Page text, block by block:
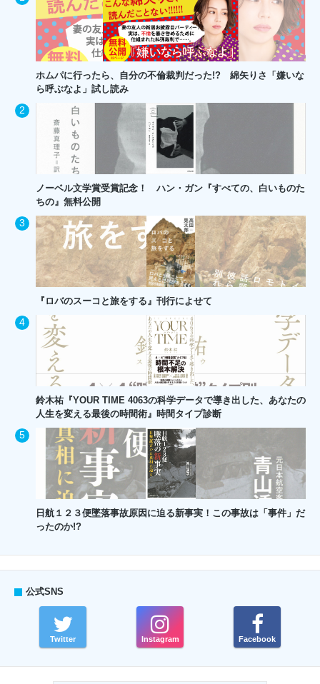
ホムパに行ったら、自分の不倫裁判だった!? 綿矢りさ「嫌いな
ら呼ぶなよ」試し読み
ノーベル文学賞受賞記念！ ハン・ガン『すべての、白いものた
ちの』無料公開
『ロバのスーコと旅をする』刊行によせて
鈴木祐『YOUR TIME 4063の科学データで導き出した、あなたの
人生を変える最後の時間術』時間タイプ診断
日航１２３便墜落事故原因に迫る新事実！この事故は「事件」だ
ったのか!?
公式SNS
Twitter Instagram Facebook